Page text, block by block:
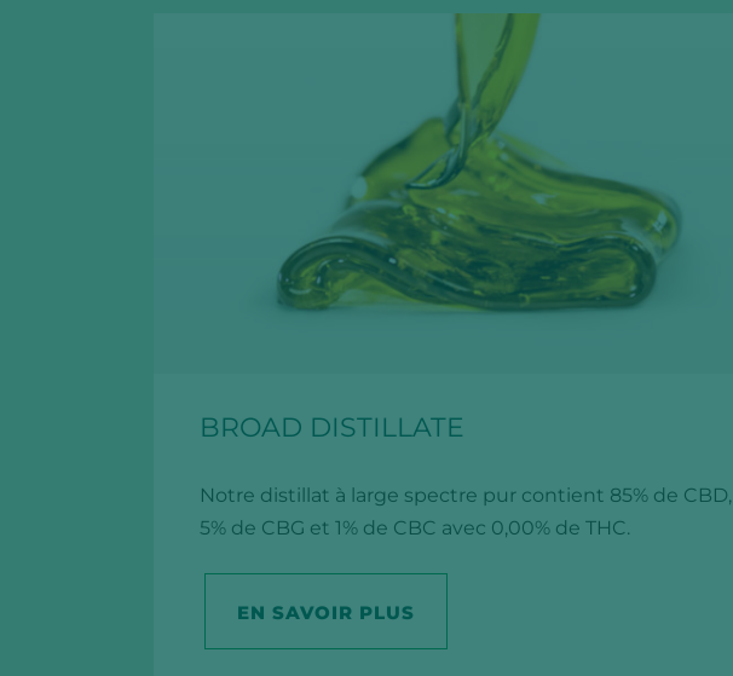
BROAD DISTILLATE
Notre distillat à large spectre pur contient 85% de CBD,
5% de CBG et 1% de CBC avec 0,00% de THC.
EN SAVOIR PLUS